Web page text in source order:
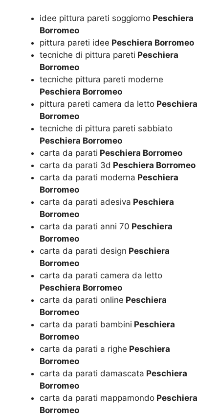
idee pittura pareti soggiorno Peschiera
Borromeo
pittura pareti idee Peschiera Borromeo
tecniche di pittura pareti Peschiera
Borromeo
tecniche pittura pareti moderne
Peschiera Borromeo
pittura pareti camera da letto Peschiera
Borromeo
tecniche di pittura pareti sabbiato
Peschiera Borromeo
carta da parati Peschiera Borromeo
carta da parati 3d Peschiera Borromeo
carta da parati moderna Peschiera
Borromeo
carta da parati adesiva Peschiera
Borromeo
carta da parati anni 70 Peschiera
Borromeo
carta da parati design Peschiera
Borromeo
carta da parati camera da letto
Peschiera Borromeo
carta da parati online Peschiera
Borromeo
carta da parati bambini Peschiera
Borromeo
carta da parati a righe Peschiera
Borromeo
carta da parati damascata Peschiera
Borromeo
carta da parati mappamondo Peschiera
Borromeo